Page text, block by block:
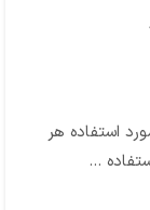
استفاده هر
...